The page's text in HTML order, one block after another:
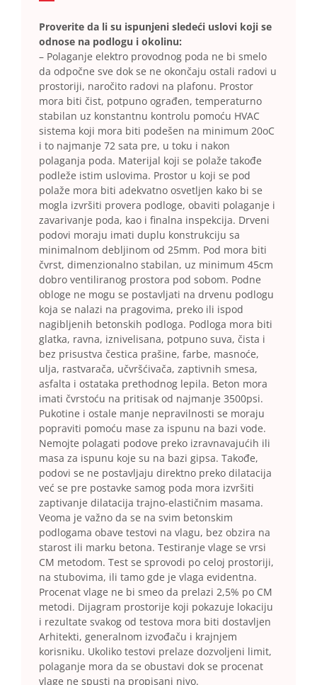
Proverite da li su ispunjeni sledeći uslovi koji se
odnose na podlogu i okolinu:
– Polaganje elektro provodnog poda ne bi smelo
da odpočne sve dok se ne okončaju ostali radovi u
prostoriji, naročito radovi na plafonu. Prostor
mora biti čist, potpuno ograđen, temperaturno
stabilan uz konstantnu kontrolu pomoću HVAC
sistema koji mora biti podešen na minimum 20oC
i to najmanje 72 sata pre, u toku i nakon
polaganja poda. Materijal koji se polaže takođe
podleže istim uslovima. Prostor u koji se pod
polaže mora biti adekvatno osvetljen kako bi se
mogla izvršiti provera podloge, obaviti polaganje i
zavarivanje poda, kao i finalna inspekcija. Drveni
podovi moraju imati duplu konstrukciju sa
minimalnom debljinom od 25mm. Pod mora biti
čvrst, dimenzionalno stabilan, uz minimum 45cm
dobro ventiliranog prostora pod sobom. Podne
obloge ne mogu se postavljati na drvenu podlogu
koja se nalazi na pragovima, preko ili ispod
nagibljenih betonskih podloga. Podloga mora biti
glatka, ravna, iznivelisana, potpuno suva, čista i
bez prisustva čestica prašine, farbe, masnoće,
ulja, rastvarača, učvršćivača, zaptivnih smesa,
asfalta i ostataka prethodnog lepila. Beton mora
imati čvrstoću na pritisak od najmanje 3500psi.
Pukotine i ostale manje nepravilnosti se moraju
popraviti pomoću mase za ispunu na bazi vode.
Nemojte polagati podove preko izravnavajućih ili
masa za ispunu koje su na bazi gipsa. Takođe,
podovi se ne postavljaju direktno preko dilatacija
već se pre postavke samog poda mora izvršiti
zaptivanje dilatacija trajno-elastičnim masama.
Veoma je važno da se na svim betonskim
podlogama obave testovi na vlagu, bez obzira na
starost ili marku betona. Testiranje vlage se vrsi
CM metodom. Test se sprovodi po celoj prostoriji,
na stubovima, ili tamo gde je vlaga evidentna.
Procenat vlage ne bi smeo da prelazi 2,5% po CM
metodi. Dijagram prostorije koji pokazuje lokaciju
i rezultate svakog od testova mora biti dostavljen
Arhitekti, generalnom izvođaču i krajnjem
korisniku. Ukoliko testovi prelaze dozvoljeni limit,
polaganje mora da se obustavi dok se procenat
vlage ne spusti na propisani nivo.